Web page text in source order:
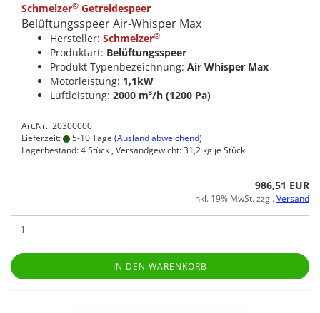
Schmelzer© Getreidespeer
Belüftungsspeer Air-Whisper Max
Hersteller: Schmelzer©
Produktart: Belüftungsspeer
Produkt Typenbezeichnung: Air Whisper Max
Motorleistung: 1,1kW
Luftleistung: 2000 m³/h (1200 Pa)
Art.Nr.: 20300000
Lieferzeit:
5-10 Tage (Ausland abweichend)
Lagerbestand: 4 Stück , Versandgewicht:31,2 kg je Stück
986,51 EUR
inkl. 19% MwSt. zzgl.Versand
IN DEN WARENKORB